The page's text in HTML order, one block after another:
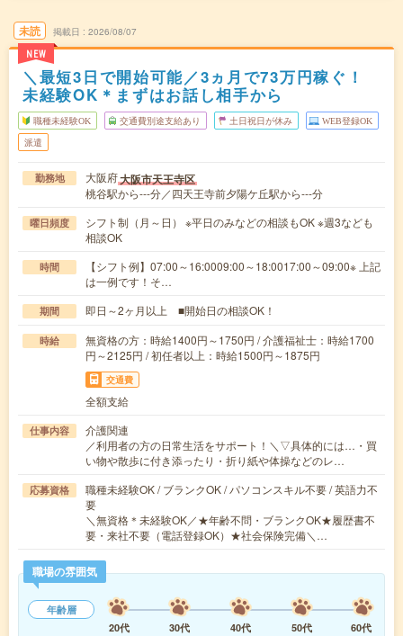
未読
NEW
掲載日 2026/08/07
＼最短3日で開始可能／3ヵ月で73万円稼ぐ！
未経験OK＊まずはお話し相手から
職種未経験OK 交通費別途支給あり 土日祝日が休み WEB登録OK
派遣
勤務地 大阪府大阪市天王寺区
桃谷駅から---分／四天王寺前夕陽ケ丘駅から---分
曜日頻度
シフト制（月～日） ※平日のみなどの相談もOK ※週3なども
相談OK
時間
【シフト例】07:00～16:0009:00～18:0017:00～09:00※ 上記
は一例です！そ…
期間 即日～2ヶ月以上 ■開始日の相談OK！
時給
無資格の方：時給1400円～1750円 / 介護福祉士：時給1700
円～2125円 / 初任者以上：時給1500円～1875円
交通費
全額支給
仕事内容
介護関連
／利用者の方の日常生活をサポート！＼▽具体的には…・買
い物や散歩に付き添ったり・折り紙や体操などのレ…
応募資格
職種未経験OK / ブランクOK / パソコンスキル不要 / 英語力不
要
＼無資格＊未経験OK／★年齢不問・ブランクOK★履歴書不
要・来社不要（電話登録OK）★社会保険完備＼…
職場の雰囲気
年齢層
20代
30代 40代 50代
60代